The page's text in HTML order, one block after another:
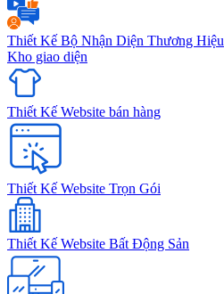
Thiết Kế Bộ Nhận Diện Thương Hiệu
Kho giao diện
Thiết Kế Website bán hàng
Thiết Kế Website Trọn Gói
Thiết Kế Website Bất Động Sản